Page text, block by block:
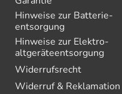
Hinweise zur Batterie­
entsorgung
Hinweise zur Elektro­
altgeräte­entsorgung
Widerrufsrecht
Widerruf & Reklamation